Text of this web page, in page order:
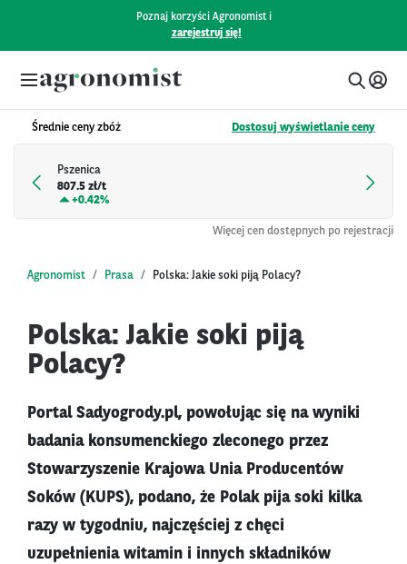
Poznaj korzyści Agronomist i
zarejestruj się!
Średnie ceny zbóż Dostosuj wyświetlanie ceny
Pszenica
807.5 zł/t
+0.42%
Więcej cen dostępnych po rejestracji
Agronomist Prasa Polska: Jakie soki piją Polacy?
Polska: Jakie soki piją
Polacy?
Portal Sadyogrody.pl, powołując się na wyniki
badania konsumenckiego zleconego przez
Stowarzyszenie Krajowa Unia Producentów
Soków (KUPS), podano, że Polak pija soki kilka
razy w tygodniu, najczęściej z chęci
uzupełnienia witamin i innych składników